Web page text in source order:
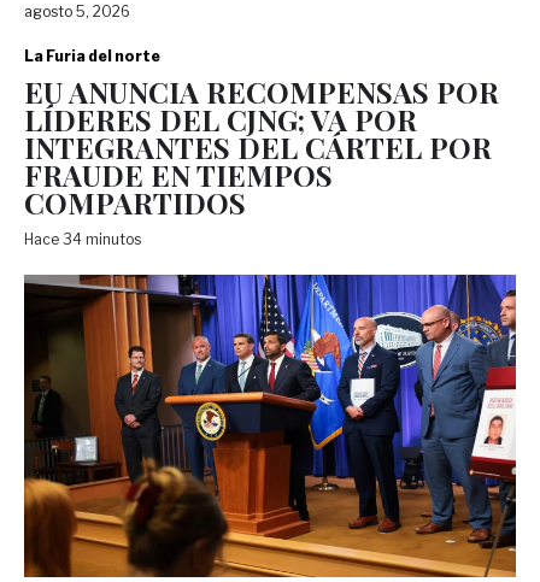
agosto 5, 2026
La Furia del norte
EU ANUNCIA RECOMPENSAS POR
LÍDERES DEL CJNG; VA POR
INTEGRANTES DEL CÁRTEL POR
FRAUDE EN TIEMPOS
COMPARTIDOS
Hace 34 minutos